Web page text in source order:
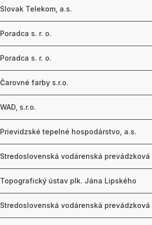
Slovak Telekom, a.s.
Poradca s. r. o.
Poradca s. r. o.
Čarovné farby s.r.o.
WAD, s.r.o.
Prievidzské tepelné hospodárstvo, a.s.
Stredoslovenská vodárenská
Topografický ústav plk. Jána Lipského
Stredoslovenská vodárenská